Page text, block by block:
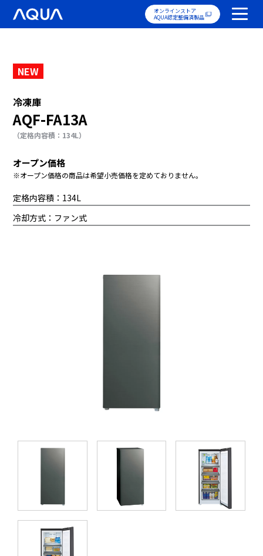
オンラインストア
AQUA認定整備済製品
NEW
冷凍庫
AQF-FA13A
（定格内容積：134L）
オープン価格
※オープン価格の商品は希望小売価格を定めておりません。
定格内容積：134L
冷却方式：ファン式